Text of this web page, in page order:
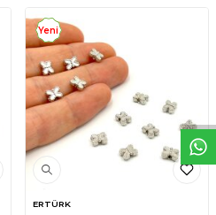
Yeni
ERTÜRK